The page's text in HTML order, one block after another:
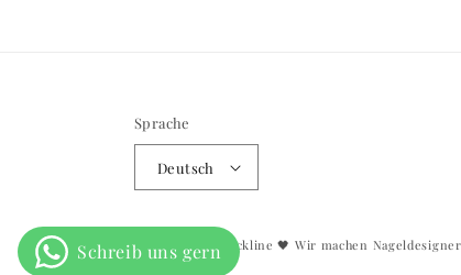
Sprache
Deutsch
© 2026,BNA Blackline 🖤 Wir machen